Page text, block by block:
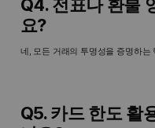
Q4. 전표나 환불
요?
네, 모든 거래의 투명성을 증명하
Q5. 카드 한도 활